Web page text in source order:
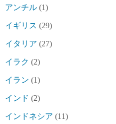
アンチル (1)
イギリス (29)
イタリア (27)
イラク (2)
イラン (1)
インド (2)
インドネシア (11)